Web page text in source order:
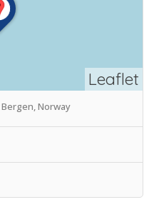
Leaflet
Norway